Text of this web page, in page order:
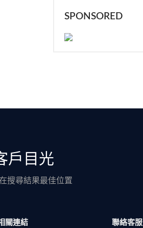
SPONSORED
戶目光
搜尋結果最佳位置
關連結 聯絡客服